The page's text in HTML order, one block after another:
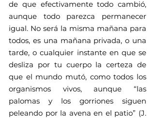
de que efectivamente todo cambió,
aunque todo parezca permanecer
igual. No será la misma mañana para
todos, es una mañana privada, o una
tarde, o cualquier instante en que se
desliza por tu cuerpo la certeza de
que el mundo mutó, como todos los
organismos vivos, aunque “las
palomas y los gorriones siguen
peleando por la avena en el patio” (J.